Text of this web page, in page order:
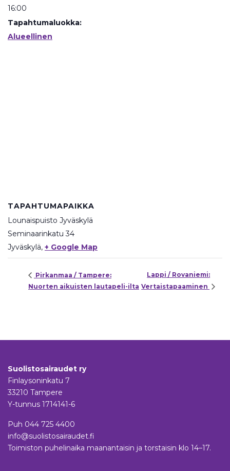
16:00
Tapahtumaluokka:
Alueellinen
TAPAHTUMAPAIKKA
Lounaispuisto Jyväskylä
Seminaarinkatu 34
Jyväskylä, + Google Map
Pirkanmaa / Tampere:
Nuorten aikuisten lautapeli-ilta
Lappi / Rovaniemi:
Vertaistapaaminen
Suolistosairaudet ry
Finlaysoninkatu 7
33210 Tampere
Y-tunnus 1714141-6
Puh 044 725 4400
info@suolistosairaudet.fi
Toimiston puhelinaika maanantaisin ja torstaisin klo 14–17.